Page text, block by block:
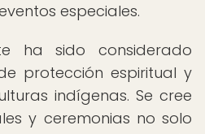
especiales.
ha sido considerado
protección espiritual y
indígenas. Se cree
y ceremonias no solo